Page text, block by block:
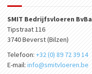
SMIT Bedrijfsvloeren BvBa
Tipstraat 116
3740 Beverst (Bilzen)
Telefoon: +32 (0) 89 72 39 14
E-mail: info@smitvloeren.be